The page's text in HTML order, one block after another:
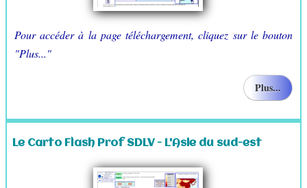
Pour accéder à la page téléchargement, cliquez sur le bouton
"Plus..."
Plus...
Le Carto Flash Prof SDLV - L'Asie du sud-est